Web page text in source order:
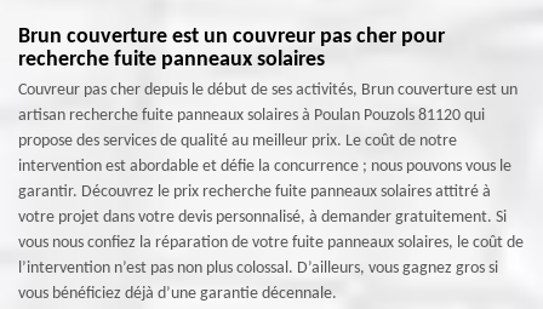
Brun couverture est un couvreur pas cher pour
recherche fuite panneaux solaires
Couvreur pas cher depuis le début de ses activités, Brun couverture est un
artisan recherche fuite panneaux solaires à Poulan Pouzols 81120 qui
propose des services de qualité au meilleur prix. Le coût de notre
intervention est abordable et défie la concurrence ; nous pouvons vous le
garantir. Découvrez le prix recherche fuite panneaux solaires attitré à
votre projet dans votre devis personnalisé, à demander gratuitement. Si
vous nous confiez la réparation de votre fuite panneaux solaires, le coût de
l’intervention n’est pas non plus colossal. D’ailleurs, vous gagnez gros si
vous bénéficiez déjà d’une garantie décennale.